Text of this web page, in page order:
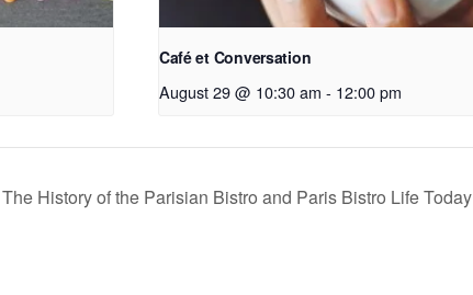
Café et Conversation
August 29 @ 10:30 am - 12:00 pm
The History of the Parisian Bistro and Paris Bistro Life Today